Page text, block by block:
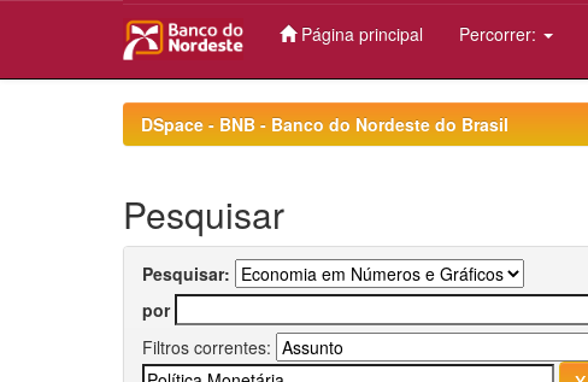
Página principal Percorrer:
DSpace - BNB - Banco do Nordeste do Brasil
Pesquisar
Pesquisar:
por
Filtros correntes: